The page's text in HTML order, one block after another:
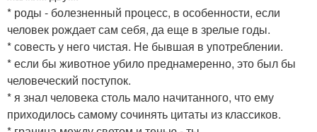
* роды - болезненный процесс, в особенности, если
человек рождает сам себя, да еще в зрелые годы.
* совесть у него чистая. Не бывшая в употреблении.
* если бы животное убило преднамеренно, это был бы
человеческий поступок.
* я знал человека столь мало начитанного, что ему
приходилось самому сочинять цитаты из классиков.